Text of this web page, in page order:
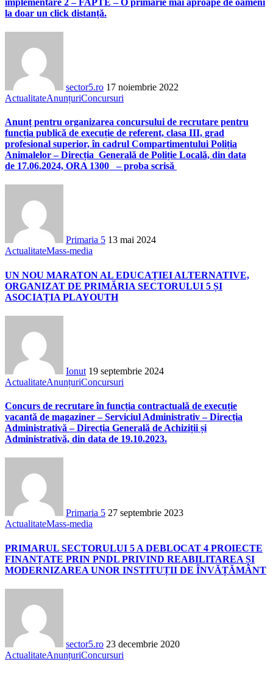
la doar un click distanță.
sector5.ro 17 noiembrie 2022
ActualitateAnunțuriConcursuri
Anunț pentru organizarea concursului de recrutare pentru
funcția publică de execuție de referent, clasa III, grad
profesional superior, în cadrul Compartimentului Poliția
Animalelor – Direcția Generală de Poliție Locală, din data
de 17.06.2024, ORA 1300 – proba scrisă
Primaria 5 13 mai 2024
ActualitateMass-media
UN NOU MARATON AL EDUCAȚIEI ALTERNATIVE,
ORGANIZAT DE PRIMĂRIA SECTORULUI 5 ȘI
ASOCIAȚIA PLAYOUTH
Ionut 19 septembrie 2024
ActualitateAnunțuriConcursuri
Concurs de recrutare în funcția contractuală de execuție
vacantă de magaziner – Serviciul Administrativ – Direcția
Administrativă – Direcția Generală de Achiziții și
Administrativă, din data de 19.10.2023.
Primaria 5 27 septembrie 2023
ActualitateMass-media
PRIMARUL SECTORULUI 5 A DEBLOCAT 4 PROIECTE
FINANȚATE PRIN PNDL PRIVIND REABILITAREA ȘI
MODERNIZAREA UNOR INSTITUȚII DE ÎNVĂȚĂMÂNT
sector5.ro 23 decembrie 2020
ActualitateAnunțuriConcursuri